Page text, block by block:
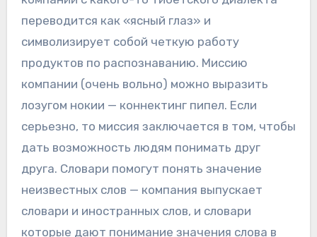
переводится как «ясный глаз» и
символизирует собой четкую работу
продуктов по распознаванию. Миссию
компании (очень вольно) можно выразить
лозугом нокии — коннектинг пипел. Если
серьезно, то миссия заключается в том, чтобы
дать возможность людям понимать друг
друга. Словари помогут понять значение
неизвестных слов — компания выпускает
словари и иностранных слов, и словари
которые дают понимание значения слова в